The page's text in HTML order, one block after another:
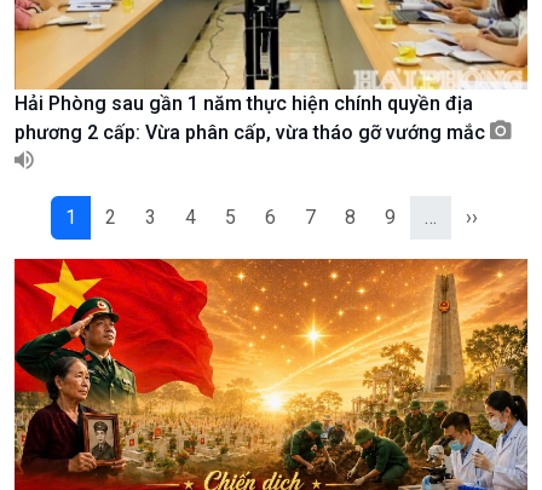
Podcast
Góc nhìn VOV1
10 phút Sự kiện - Luận bàn
Dòng chảy sự kiện
Đối thoại
Diễn đàn chủ nhật
Chuyện đêm
Hải Phòng sau gần 1 năm thực hiện chính quyền địa
phương 2 cấp: Vừa phân cấp, vừa tháo gỡ vướng mắc
1 2 3 4 5 6 7 8 9 ››